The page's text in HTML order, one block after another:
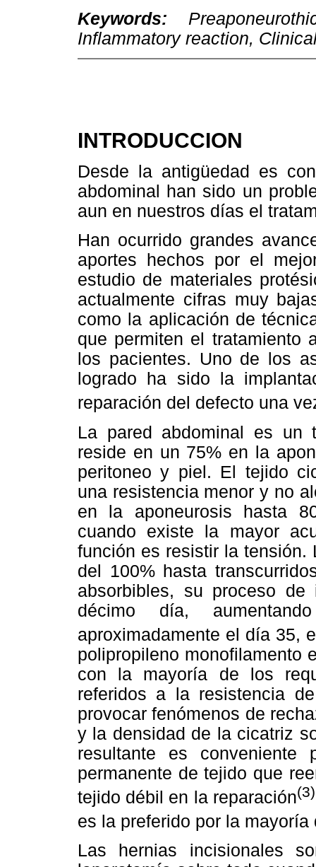
Keywords:
Inflammatory reaction,
INTRODUCCION
Desde la antigüedad es
abdominal han sido un
aun en nuestros días el
Han ocurrido grandes
aportes hechos por el
estudio de materiales
actualmente cifras muy
como la aplicación de
que permiten el tratamiento
los pacientes. Uno de los
logrado ha sido la
reparación del defecto una
La pared abdominal es un
reside en un 75% en la
peritoneo y piel. El tejido
una resistencia menor y no
en la aponeurosis hasta
cuando existe la mayor
función es resistir la
del 100% hasta
absorbibles, su proceso
décimo día,
aproximadamente el día 35,
polipropileno monofilamento
con la mayoría de los
referidos a la resistencia
provocar fenómenos de
y la densidad de la cicatriz
resultante es
permanente de tejido que
tejido débil en la reparación(3)
es la preferido por la
Las hernias incisionales